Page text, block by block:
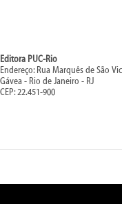
Editora PUC-Rio
Endereço: Rua Marquês de São
Gávea - Rio de Janeiro - RJ
CEP: 22.451-900